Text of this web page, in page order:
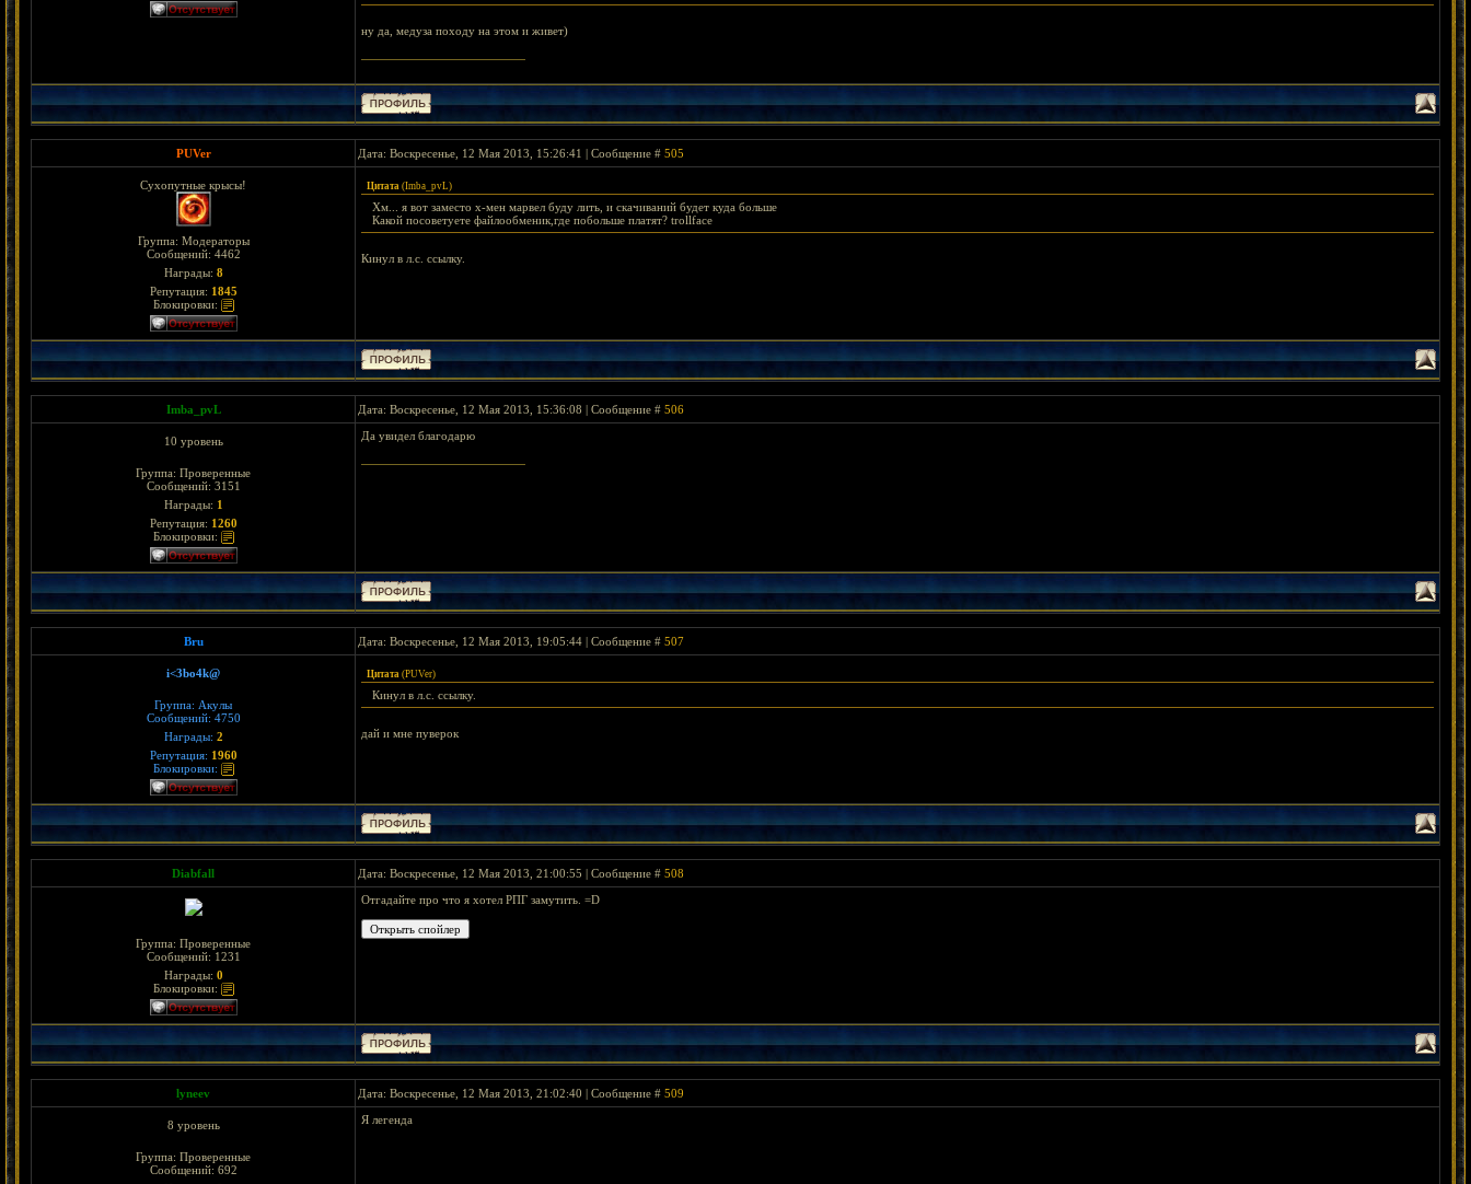
ну да, медуза походу на этом и живет)
PUVer Дата: Воскресенье, 12 Мая 2013, 15:26:41 | Сообщение # 505
Сухопутные крысы!
Группа: Модераторы
Сообщений: 4462
Награды: 8
Репутация: 1845
Блокировки:
Цитата (Imba_pvL)
Хм... я вот заместо х-мен марвел буду лить, и скачиваний будет куда больше
Какой посоветуете файлообменик,где побольше платят? trollface
Кинул в л.с. ссылку.
Imba_pvL Дата: Воскресенье, 12 Мая 2013, 15:36:08 | Сообщение # 506
10 уровень
Группа: Проверенные
Сообщений: 3151
Награды: 1
Репутация: 1260
Блокировки:
Да увидел благодарю
Bru Дата: Воскресенье, 12 Мая 2013, 19:05:44 | Сообщение # 507
i<3bo4k@
Группа: Акулы
Сообщений: 4750
Награды: 2
Репутация: 1960
Блокировки:
Цитата (PUVer)
Кинул в л.с. ссылку.
дай и мне пуверок
Diabfall Дата: Воскресенье, 12 Мая 2013, 21:00:55 | Сообщение # 508
Группа: Проверенные
Сообщений: 1231
Награды: 0
Блокировки:
Отгадайте про что я хотел РПГ замутить. =D
lyneev Дата: Воскресенье, 12 Мая 2013, 21:02:40 | Сообщение # 509
8 уровень
Группа: Проверенные
Сообщений: 692
Я легенда